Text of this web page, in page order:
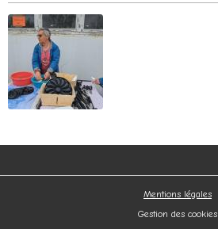
Mentions légales
Gestion des cookies